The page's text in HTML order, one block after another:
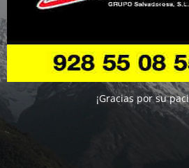
¡Gracias por su